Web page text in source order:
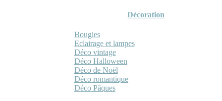
Décoration
Bougies
Eclairage et lampes
Déco vintage
Déco Halloween
Déco de Noël
Déco romantique
Déco Pâques